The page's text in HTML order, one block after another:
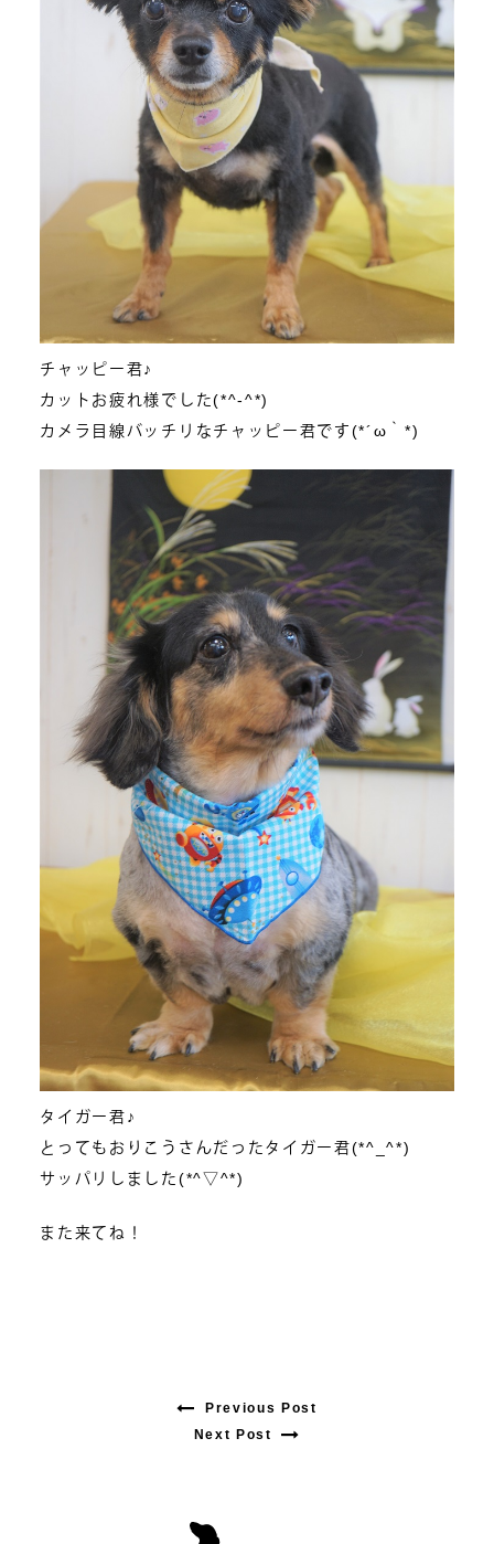
チャッピー君♪
カットお疲れ様でした(*^-^*)
カメラ目線バッチリなチャッピー君です(*´ω｀*)
タイガー君♪
とってもおりこうさんだったタイガー君(*^_^*)
サッパリしました(*^▽^*)
また来てね！
Previous Post
Next Post